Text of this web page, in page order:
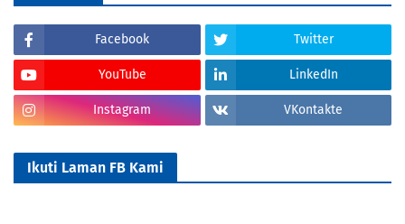
Facebook Twitter
YouTube LinkedIn
Instagram VKontakte
Ikuti Laman FB Kami